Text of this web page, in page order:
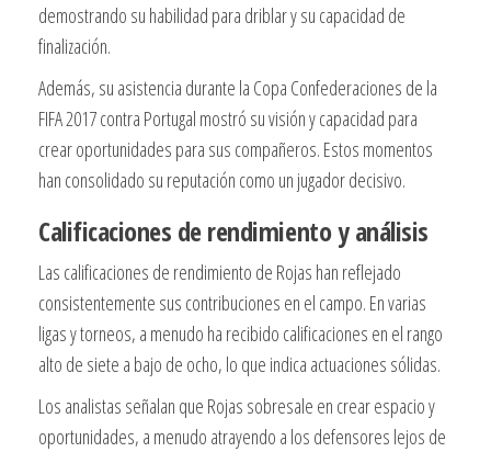
demostrando su habilidad para driblar y su capacidad de
finalización.
Además, su asistencia durante la Copa Confederaciones de la
FIFA 2017 contra Portugal mostró su visión y capacidad para
crear oportunidades para sus compañeros. Estos momentos
han consolidado su reputación como un jugador decisivo.
Calificaciones de rendimiento y análisis
Las calificaciones de rendimiento de Rojas han reflejado
consistentemente sus contribuciones en el campo. En varias
ligas y torneos, a menudo ha recibido calificaciones en el rango
alto de siete a bajo de ocho, lo que indica actuaciones sólidas.
Los analistas señalan que Rojas sobresale en crear espacio y
oportunidades, a menudo atrayendo a los defensores lejos de